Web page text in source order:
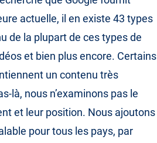
actuelle, il en existe 43 types
de la plupart de ces types de
et bien plus encore. Certains
un contenu très
là, nous n’examinons pas le
et leur position. Nous ajoutons
pour tous les pays, par